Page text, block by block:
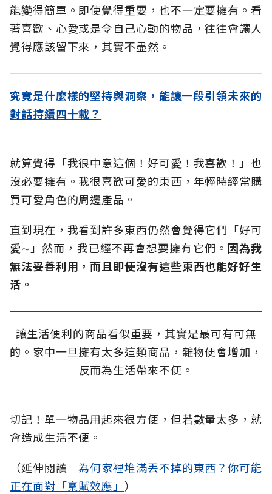
能變得簡單。即使覺得重要，也不一定要擁有。看
著喜歡、心愛或是令自己心動的物品，往往會讓人
覺得應該留下來，其實不盡然。
究竟是什麼樣的堅持與洞察，能讓一段引領未來的
對話持續四十載？
就算覺得「我很中意這個！好可愛！我喜歡！」也
沒必要擁有。我很喜歡可愛的東西，年輕時經常購
買可愛角色的周邊產品。
直到現在，我看到許多東西仍然會覺得它們「好可
愛∼」然而，我已經不再會想要擁有它們。 因為我
無法妥善利用，而且即使沒有這些東西也能好好生
活。
讓生活便利的商品看似重要，其實是最可有可無
的。家中一旦擁有太多這類商品，雜物便會增加，
反而為生活帶來不便。
切記！單一物品用起來很方便，但若數量太多，就
會造成生活不便。
（延伸閱讀│為何家裡堆滿丟不掉的東西？你可能
正在面對「稟賦效應」 ）